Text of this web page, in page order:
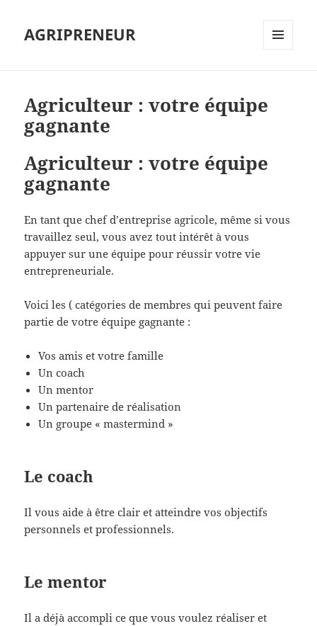
AGRIPRENEUR
Agriculteur : votre équipe
gagnante
Agriculteur : votre équipe
gagnante
En tant que chef d’entreprise agricole, même si vous
travaillez seul, vous avez tout intérêt à vous
appuyer sur une équipe pour réussir votre vie
entrepreneuriale.
Voici les ( catégories de membres qui peuvent faire
partie de votre équipe gagnante :
Vos amis et votre famille
Un coach
Un mentor
Un partenaire de réalisation
Un groupe « mastermind »
Le coach
Il vous aide à être clair et atteindre vos objectifs
personnels et professionnels.
Le mentor
Il a déjà accompli ce que vous voulez réaliser et